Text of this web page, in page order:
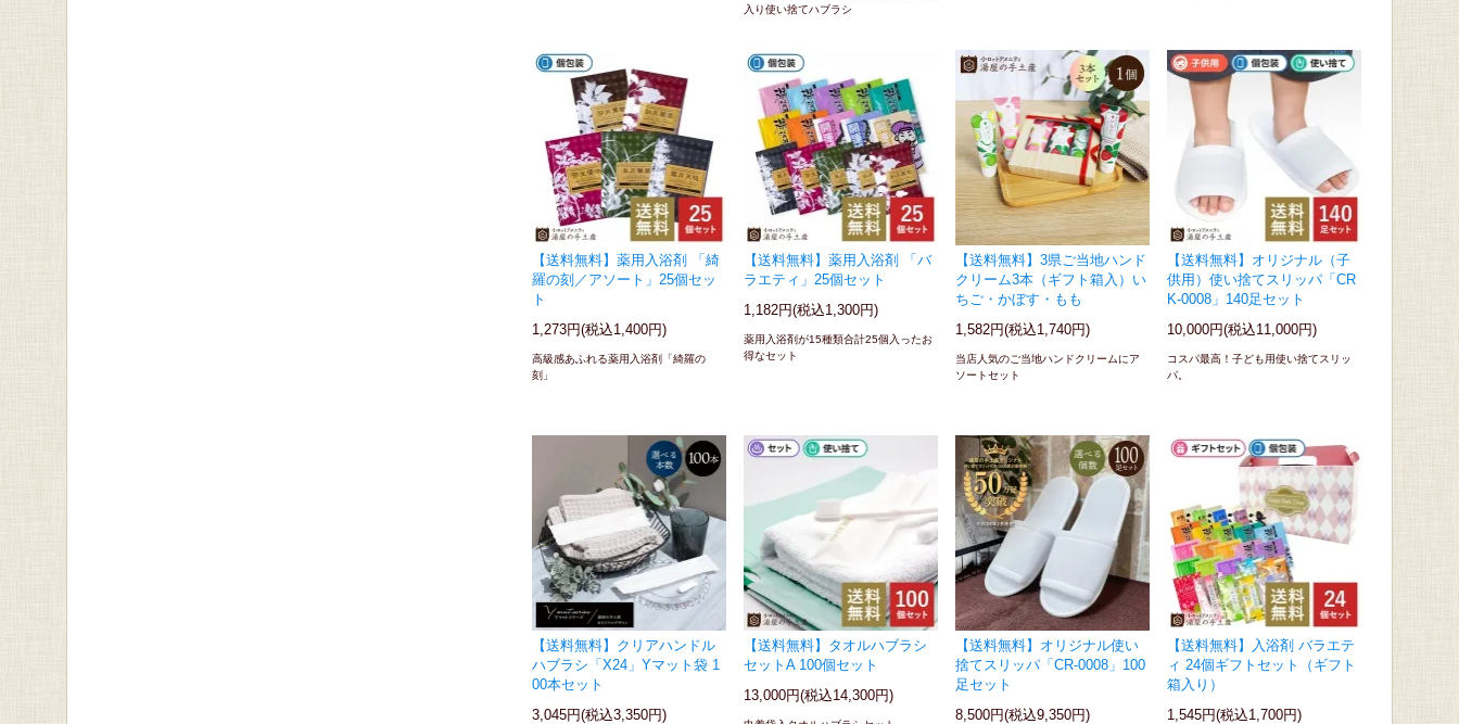
入り使い捨てハブラシ
【送料無料】薬用入浴剤 「綺
羅の刻／アソート」25個セッ
ト
1,273円(税込1,400円)
高級感あふれる薬用入浴剤「綺羅の
刻」
【送料無料】薬用入浴剤 「バ
ラエティ」25個セット
1,182円(税込1,300円)
薬用入浴剤が15種類合計25個入ったお
得なセット
【送料無料】3県ご当地ハンド
クリーム3本（ギフト箱入）い
ちご・かぼす・もも
1,582円(税込1,740円)
当店人気のご当地ハンドクリームにア
ソートセット
【送料無料】オリジナル（子
供用）使い捨てスリッパ「CR
K-0008」140足セット
10,000円(税込11,000円)
コスパ最高！子ども用使い捨てスリッ
パ。
【送料無料】クリアハンドル
ハブラシ「X24」Yマット袋 1
00本セット
3,045円(税込3,350円)
【送料無料】タオルハブラシ
セットA 100個セット
13,000円(税込14,300円)
【送料無料】オリジナル使い
捨てスリッパ「CR-0008」100
足セット
8,500円(税込9,350円)
【送料無料】入浴剤 バラエテ
ィ 24個ギフトセット（ギフト
箱入り）
1,545円(税込1,700円)